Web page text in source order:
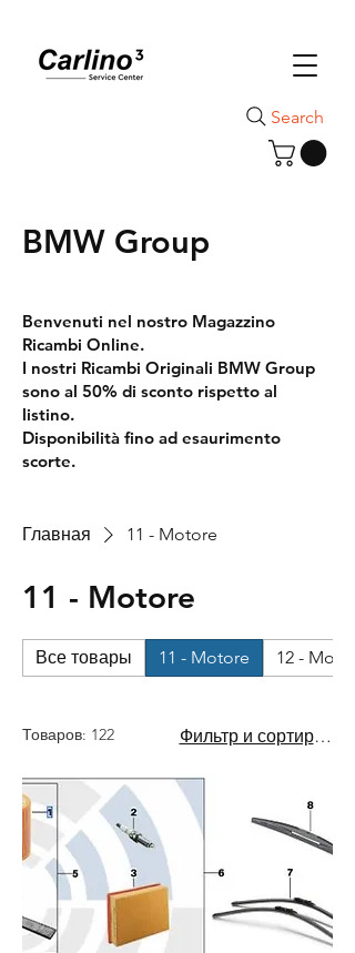
Search
BMW Group
Benvenuti nel nostro Magazzino
Ricambi Online.
I nostri Ricambi Originali BMW Group
sono al 50% di sconto rispetto al
listino.
Disponibilità fino ad esaurimento
scorte.
Главная 11 - Motore
11 - Motore
Все товары 11 - Motore 12 -
Товаров: 122 Фильтр и сортировка